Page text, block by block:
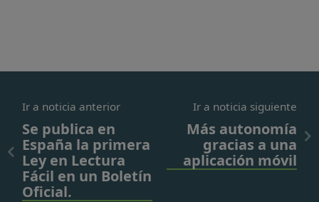
Ir a noticia anterior
Se publica en
España la primera
Ley en Lectura
Fácil en un Boletín
Oficial.
Ir a noticia siguiente
Más autonomía
gracias a una
aplicación móvil